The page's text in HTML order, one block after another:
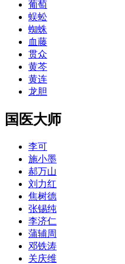
葡萄
蜈蚣
蜘蛛
血藤
贯众
黄芩
黄连
龙胆
国医大师
李可
施小墨
郝万山
刘力红
焦树德
张锡纯
李济仁
蒲辅周
邓铁涛
关庆维